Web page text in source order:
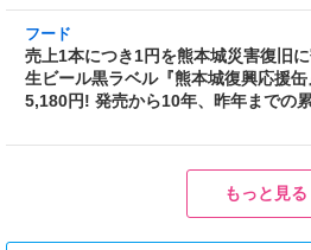
生ビール黒ラベル『熊本城復興応援
5,180円! 発売から10年、昨年までの
3分で食べられる人気沸騰中の四
ドル 14種のスパイス麻辣湯」を
自慢
(火)